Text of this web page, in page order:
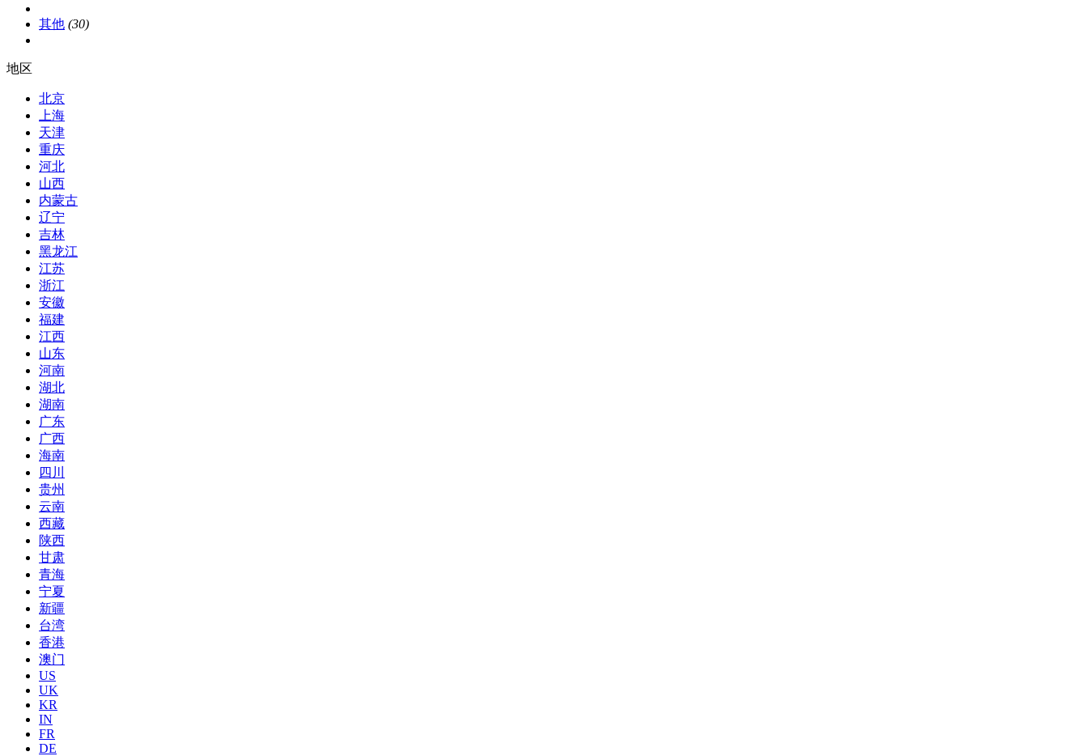
其他 (30)
地区
北京
上海
天津
重庆
河北
山西
内蒙古
辽宁
吉林
黑龙江
江苏
浙江
安徽
福建
江西
山东
河南
湖北
湖南
广东
广西
海南
四川
贵州
云南
西藏
陕西
甘肃
青海
宁夏
新疆
台湾
香港
澳门
US
UK
KR
IN
FR
DE